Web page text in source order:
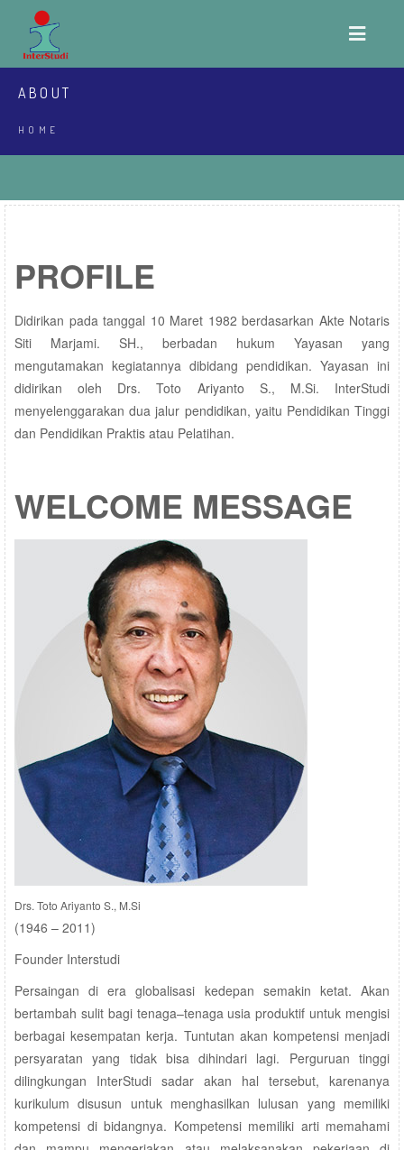
ABOUT
HOME
PROFILE
Didirikan pada tanggal 10 Maret 1982 berdasarkan Akte Notaris
Siti Marjami. SH., berbadan hukum Yayasan yang
mengutamakan kegiatannya dibidang pendidikan. Yayasan ini
didirikan oleh Drs. Toto Ariyanto S., M.Si. InterStudi
menyelenggarakan dua jalur pendidikan, yaitu Pendidikan Tinggi
dan Pendidikan Praktis atau Pelatihan.
WELCOME MESSAGE
Drs. Toto Ariyanto S., M.Si
(1946 – 2011)
Founder Interstudi
Persaingan di era globalisasi kedepan semakin ketat. Akan
bertambah sulit bagi tenaga–tenaga usia produktif untuk mengisi
berbagai kesempatan kerja. Tuntutan akan kompetensi menjadi
persyaratan yang tidak bisa dihindari lagi. Perguruan tinggi
dilingkungan InterStudi sadar akan hal tersebut, karenanya
kurikulum disusun untuk menghasilkan lulusan yang memiliki
kompetensi di bidangnya. Kompetensi memiliki arti memahami